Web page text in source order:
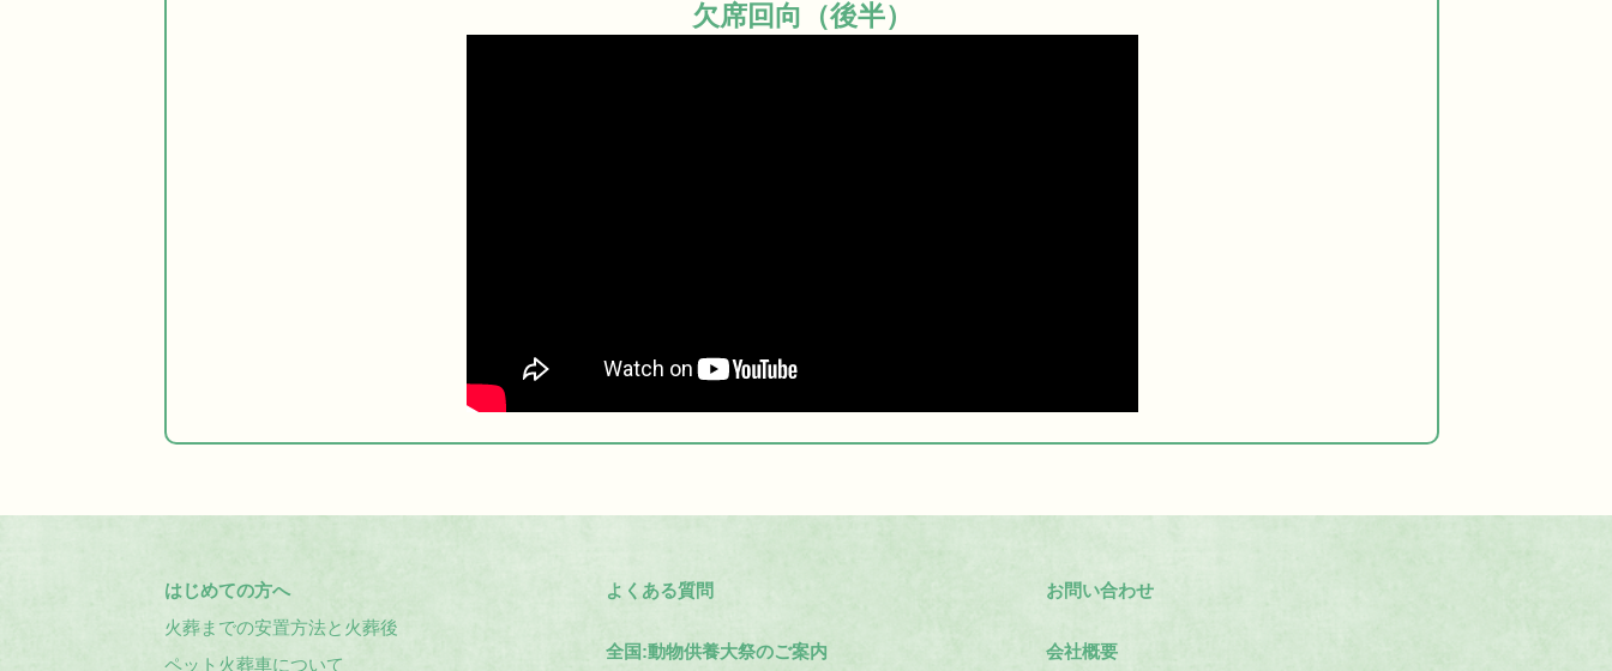
欠席回向（後半）
はじめての方へ
火葬までの安置方法と火葬後
ペット火葬車について
よくある質問
全国:動物供養大祭のご案内
お問い合わせ
会社概要